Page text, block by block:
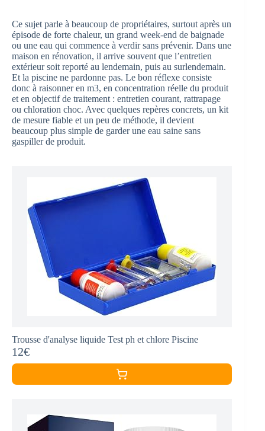
Ce sujet parle à beaucoup de propriétaires, surtout après un
épisode de forte chaleur, un grand week-end de baignade
ou une eau qui commence à verdir sans prévenir. Dans une
maison en rénovation, il arrive souvent que l’entretien
extérieur soit reporté au lendemain, puis au surlendemain.
Et la piscine ne pardonne pas. Le bon réflexe consiste
donc à raisonner en m3, en concentration réelle du produit
et en objectif de traitement : entretien courant, rattrapage
ou chloration choc. Avec quelques repères concrets, un kit
de mesure fiable et un peu de méthode, il devient
beaucoup plus simple de garder une eau saine sans
gaspiller de produit.
Trousse d'analyse liquide Test ph et chlore Piscine
12€